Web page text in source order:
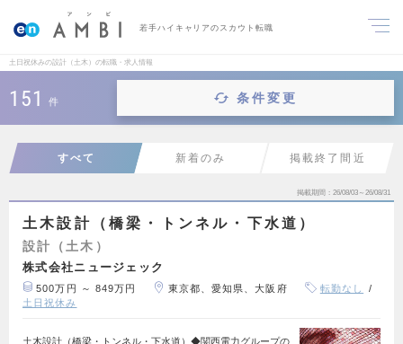
若手ハイキャリアのスカウト転職
土日祝休みの設計（土木）の転職・求人情報
151 件 条件変更
すべて 新着のみ 掲載終了間近
掲載期間 26/08/03～26/08/31
土木設計（橋梁・トンネル・下水道）
設計（土木）
株式会社ニュージェック
500万円 ～ 849万円 東京都、愛知県、大阪府
転勤なし
土日祝休み
土木設計（橋梁・トンネル・下水道）◆関西電力グループの